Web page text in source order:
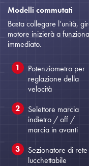
Modelli commutati
Basta collegare l’unità,
motore inizierà a
immediato.
Potenziometro per
reglazione della
velocità
Selettore marcia
indietro / off /
marcia in avanti
Sezionatore di rete
lucchettabile